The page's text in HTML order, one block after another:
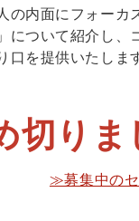
の内面にフォーカ
について紹介し、
口を提供いたしま
切りま
≫募集中の